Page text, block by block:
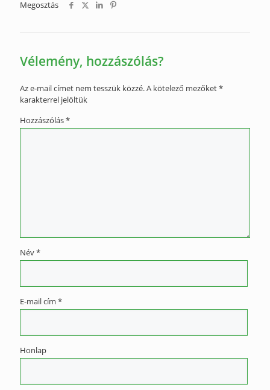
Megosztás
Vélemény, hozzászólás?
Az e-mail címet nem tesszük közzé.A kötelező mezőket*
karakterrel jelöltük
Hozzászólás*
Név*
E-mail cím *
Honlap